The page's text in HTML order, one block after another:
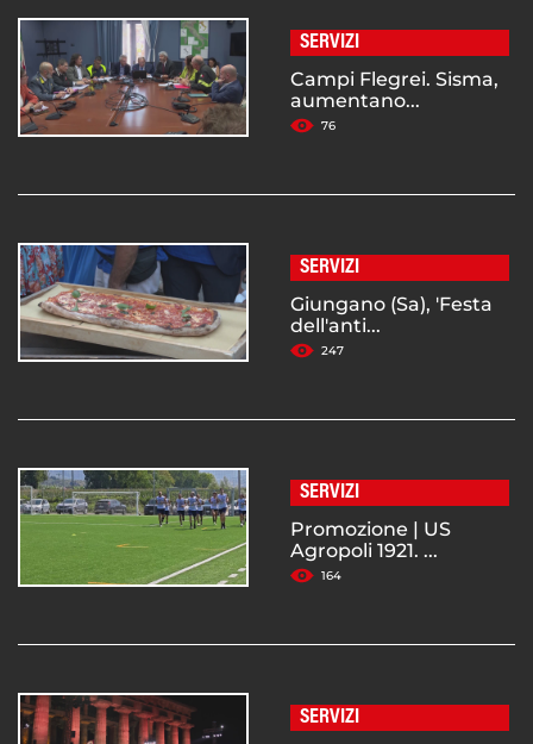
SERVIZI
Campi Flegrei. Sisma,
aumentano...
76
SERVIZI
Giungano (Sa), 'Festa
dell'anti...
247
SERVIZI
Promozione | US
Agropoli 1921. ...
164
SERVIZI